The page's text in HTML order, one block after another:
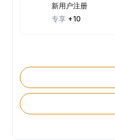
新用户注册
专享 +10